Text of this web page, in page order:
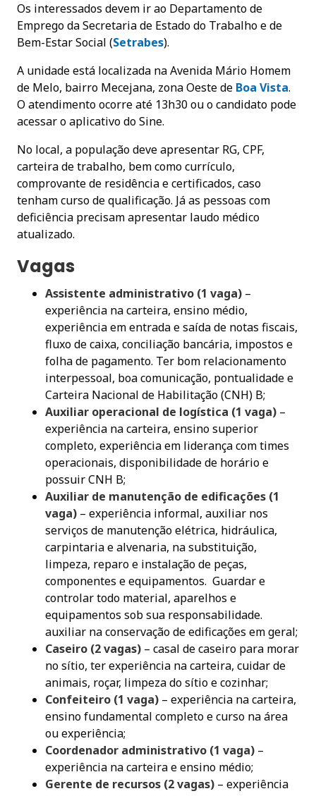
Os interessados devem ir ao Departamento de
Emprego da Secretaria de Estado do Trabalho e de
Bem-Estar Social (Setrabes).
A unidade está localizada na Avenida Mário Homem
de Melo, bairro Mecejana, zona Oeste de Boa Vista.
O atendimento ocorre até 13h30 ou o candidato pode
acessar o aplicativo do Sine.
No local, a população deve apresentar RG, CPF,
carteira de trabalho, bem como currículo,
comprovante de residência e certificados, caso
tenham curso de qualificação. Já as pessoas com
deficiência precisam apresentar laudo médico
atualizado.
Vagas
Assistente administrativo (1 vaga) –
experiência na carteira, ensino médio,
experiência em entrada e saída de notas fiscais,
fluxo de caixa, conciliação bancária, impostos e
folha de pagamento. Ter bom relacionamento
interpessoal, boa comunicação, pontualidade e
Carteira Nacional de Habilitação (CNH) B;
Auxiliar operacional de logística (1 vaga) –
experiência na carteira, ensino superior
completo, experiência em liderança com times
operacionais, disponibilidade de horário e
possuir CNH B;
Auxiliar de manutenção de edificações (1
vaga) – experiência informal, auxiliar nos
serviços de manutenção elétrica, hidráulica,
carpintaria e alvenaria, na substituição,
limpeza, reparo e instalação de peças,
componentes e equipamentos. Guardar e
controlar todo material, aparelhos e
equipamentos sob sua responsabilidade.
auxiliar na conservação de edificações em geral;
Caseiro (2 vagas) – casal de caseiro para morar
no sítio, ter experiência na carteira, cuidar de
animais, roçar, limpeza do sítio e cozinhar;
Confeiteiro (1 vaga) – experiência na carteira,
ensino fundamental completo e curso na área
ou experiência;
Coordenador administrativo (1 vaga) –
experiência na carteira e ensino médio;
Gerente de recursos (2 vagas) – experiência